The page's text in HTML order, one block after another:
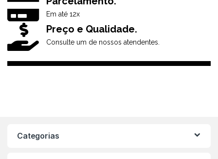
Em até 12x
Preço e Qualidade.
Consulte um de nossos atendentes.
Categorias